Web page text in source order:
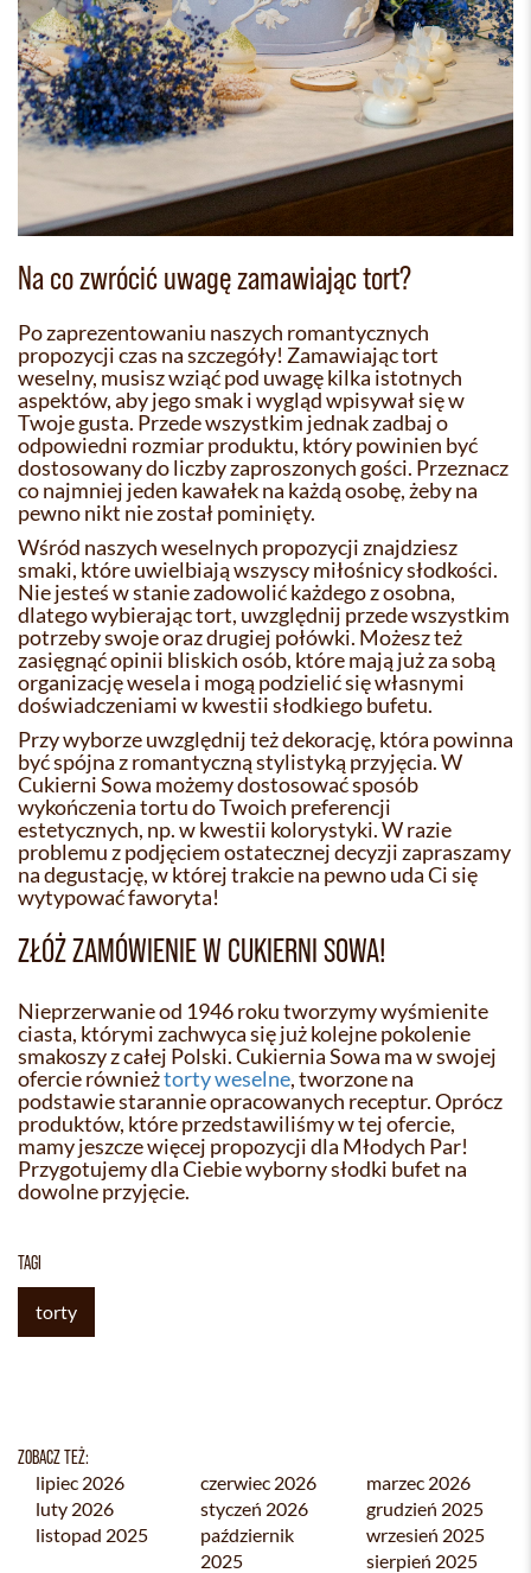
Na co zwrócić uwagę zamawiając tort?
Po zaprezentowaniu naszych romantycznych
propozycji czas na szczegóły! Zamawiając tort
weselny, musisz wziąć pod uwagę kilka istotnych
aspektów, aby jego smak i wygląd wpisywał się w
Twoje gusta. Przede wszystkim jednak zadbaj o
odpowiedni rozmiar produktu, który powinien być
dostosowany do liczby zaproszonych gości. Przeznacz
co najmniej jeden kawałek na każdą osobę, żeby na
pewno nikt nie został pominięty.
Wśród naszych weselnych propozycji znajdziesz
smaki, które uwielbiają wszyscy miłośnicy słodkości.
Nie jesteś w stanie zadowolić każdego z osobna,
dlatego wybierając tort, uwzględnij przede wszystkim
potrzeby swoje oraz drugiej połówki. Możesz też
zasięgnąć opinii bliskich osób, które mają już za sobą
organizację wesela i mogą podzielić się własnymi
doświadczeniami w kwestii słodkiego bufetu.
Przy wyborze uwzględnij też dekorację, która powinna
być spójna z romantyczną stylistyką przyjęcia. W
Cukierni Sowa możemy dostosować sposób
wykończenia tortu do Twoich preferencji
estetycznych, np. w kwestii kolorystyki. W razie
problemu z podjęciem ostatecznej decyzji zapraszamy
na degustację, w której trakcie na pewno uda Ci się
wytypować faworyta!
ZŁÓŻ ZAMÓWIENIE W CUKIERNI SOWA!
Nieprzerwanie od 1946 roku tworzymy wyśmienite
ciasta, którymi zachwyca się już kolejne pokolenie
smakoszy z całej Polski. Cukiernia Sowa ma w swojej
ofercie równieżtorty weselne, tworzone na
podstawie starannie opracowanych receptur. Oprócz
produktów, które przedstawiliśmy w tej ofercie,
mamy jeszcze więcej propozycji dla Młodych Par!
Przygotujemy dla Ciebie wyborny słodki bufet na
dowolne przyjęcie.
TAGI
torty
ZOBACZ TEŻ:
lipiec 2026 czerwiec 2026
marzec 2026
luty 2026
styczeń 2026
grudzień 2025
listopad 2025
październik
2025
wrzesień 2025
sierpień 2025